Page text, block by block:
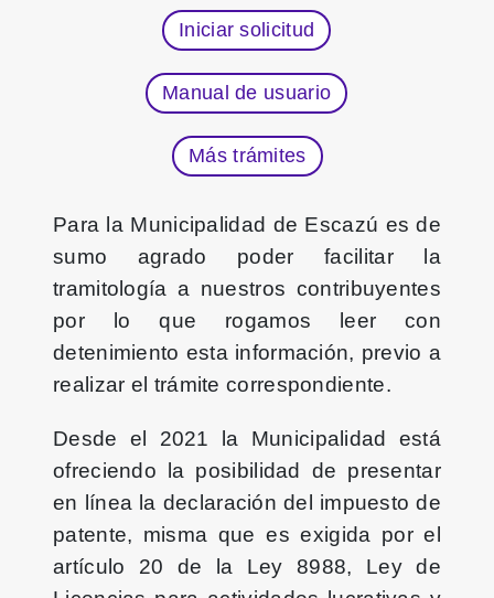
Iniciar solicitud
Manual de usuario
Más trámites
Para la Municipalidad de Escazú es de
sumo agrado poder facilitar la
tramitología a nuestros contribuyentes
por lo que rogamos leer con
detenimiento esta información, previo a
realizar el trámite correspondiente.
Desde el 2021 la Municipalidad está
ofreciendo la posibilidad de presentar
en línea la declaración del impuesto de
patente, misma que es exigida por el
artículo 20 de la Ley 8988, Ley de